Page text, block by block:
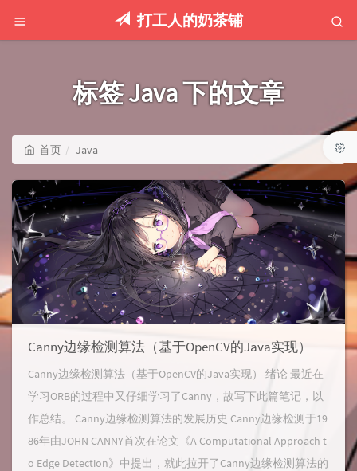
打工人的奶茶铺
标签 Java 下的文章
首页 Java
Canny边缘检测算法（基于OpenCV的Java实现）
Canny边缘检测算法（基于OpenCV的Java实现） 绪论 最近在
学习ORB的过程中又仔细学习了Canny，故写下此篇笔记，以
作总结。 Canny边缘检测算法的发展历史 Canny边缘检测于19
86年由JOHN CANNY首次在论文《A Computational Approach t
o Edge Detection》中提出，就此拉开了Canny边缘检测算法的